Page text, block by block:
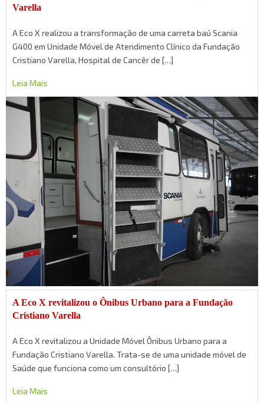
Varella
A Eco X realizou a transformação de uma carreta baú Scania
G400 em Unidade Móvel de Atendimento Clínico da Fundação
Cristiano Varella, Hospital de Cancêr de […]
Leia Mais
A Eco X revitalizou o Ônibus Urbano para a Fundação
Cristiano Varella
A Eco X revitalizou a Unidade Móvel Ônibus Urbano para a
Fundação Cristiano Varella. Trata-se de uma unidade móvel de
Saúde que funciona como um consultório […]
Leia Mais